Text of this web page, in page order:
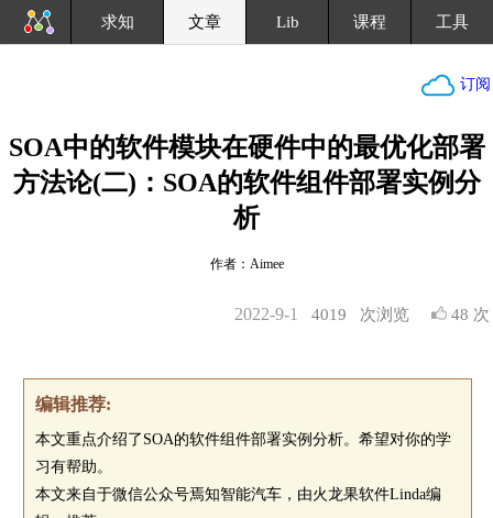
求知 文章 Lib 课程 工具
订阅
SOA中的软件模块在硬件中的最优化部署
方法论(二)：SOA的软件组件部署实例分
析
作者：Aimee
4019 次浏览 48 次
2022-9-1
编辑推荐:
本文重点介绍了SOA的软件组件部署实例分析。希望对你的学
习有帮助。
本文来自于微信公众号焉知智能汽车，由火龙果软件Linda编